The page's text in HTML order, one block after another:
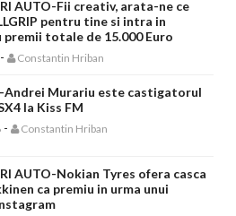
AUTO-Fii creativ, arata-ne ce
pentru tine si intra in
premii totale de 15.000 Euro
- Constantin Hriban
Andrei Murariu este castigatorul
la Kiss FM
- Constantin Hriban
AUTO-Nokian Tyres ofera casca
ca premiu in urma unui